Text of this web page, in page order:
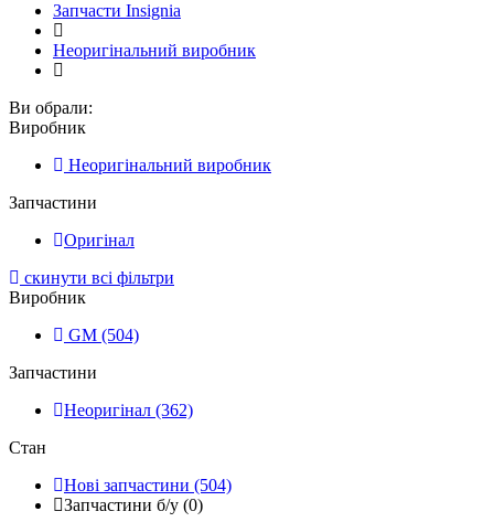
Запчасти Insignia
Неоригінальний виробник
Ви обрали:
Виробник
Неоригінальний виробник
Запчастини
Оригінал
скинути всі фільтри
Виробник
GM (504)
Запчастини
Неоригінал (362)
Стан
Нові запчастини (504)
Запчастини б/у (0)